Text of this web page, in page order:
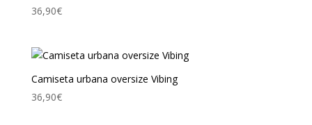
36,90€
Camiseta urbana oversize Vibing
36,90€